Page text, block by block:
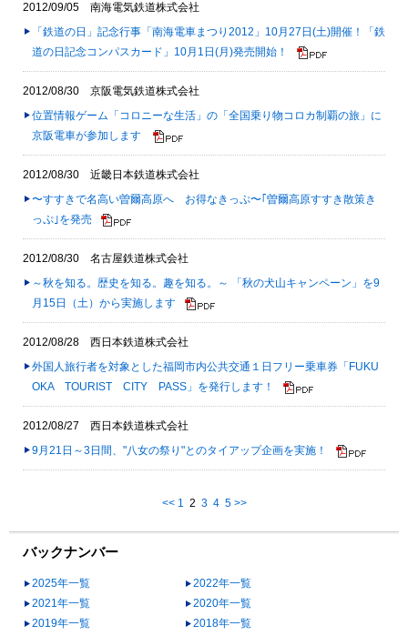
2012/09/05 南海電気鉄道株式会社
「鉄道の日」記念行事「南海電車まつり2012」10月27日(土)開催！「鉄
道の日記念コンパスカード」10月1日(月)発売開始！
2012/08/30 京阪電気鉄道株式会社
位置情報ゲーム「コロニーな生活」の「全国乗り物コロカ制覇の旅」に
京阪電車が参加します
2012/08/30 近畿日本鉄道株式会社
〜すすきで名高い曽爾高原へ お得なきっぷ〜｢曽爾高原すすき散策き
っぷ｣を発売
2012/08/30 名古屋鉄道株式会社
～秋を知る。歴史を知る。趣を知る。～ 「秋の犬山キャンペーン」を9
月15日（土）から実施します
2012/08/28 西日本鉄道株式会社
外国人旅行者を対象とした福岡市内公共交通１日フリー乗車券「FUKU
OKA TOURIST CITY PASS」を発行します！
2012/08/27 西日本鉄道株式会社
9月21日～3日間、"八女の祭り"とのタイアップ企画を実施！
<< 1 2 3 4 5 >>
バックナンバー
2025年一覧
2022年一覧
2021年一覧
2020年一覧
2019年一覧
2018年一覧